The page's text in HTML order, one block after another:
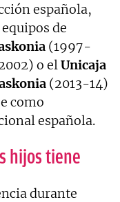
española,
de
(1997-
o elUnicaja
(2013-14)
como
española.
hijos tiene
durante